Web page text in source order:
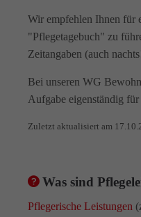
Wir empfehlen Ihnen für
"Pflegetagebuch" zu
Zeitangaben (auch
Bei unseren WG
Aufgabe eigenständig für
Zuletzt aktualisiert am
Was sind
Pflegerische Leistungen